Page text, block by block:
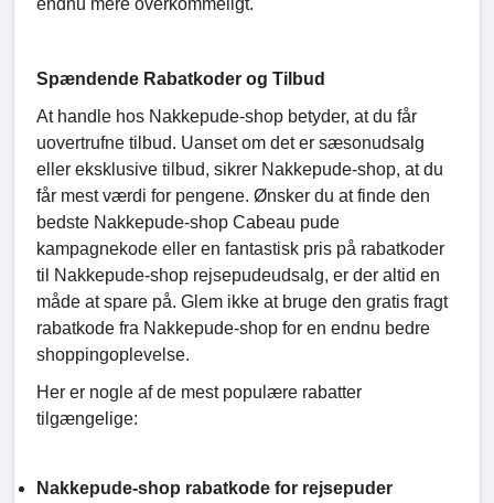
Spændende Rabatkoder og Tilbud
At handle hos Nakkepude-shop betyder, at du får
uovertrufne tilbud. Uanset om det er sæsonudsalg
eller eksklusive tilbud, sikrer Nakkepude-shop, at du
får mest værdi for pengene. Ønsker du at finde den
bedste Nakkepude-shop Cabeau pude
kampagnekode eller en fantastisk pris på rabatkoder
til Nakkepude-shop rejsepudeudsalg, er der altid en
måde at spare på. Glem ikke at bruge den gratis fragt
rabatkode fra Nakkepude-shop for en endnu bedre
shoppingoplevelse.
Her er nogle af de mest populære rabatter
tilgængelige:
Nakkepude-shop rabatkode for rejsepuder